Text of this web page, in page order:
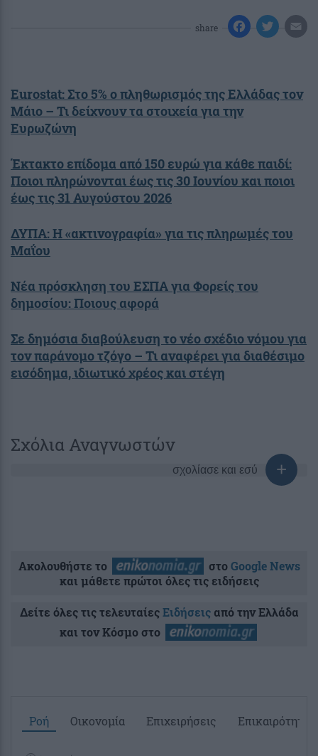
share
Eurostat: Στο 5% ο πληθωρισμός της Ελλάδας τον
Μάιο – Τι δείχνουν τα στοιχεία για την
Ευρωζώνη
Έκτακτο επίδομα από 150 ευρώ για κάθε παιδί:
Ποιοι πληρώνονται έως τις 30 Ιουνίου και ποιοι
έως τις 31 Αυγούστου 2026
ΔΥΠΑ: Η «ακτινογραφία» για τις πληρωμές του
Μαΐου
Νέα πρόσκληση του ΕΣΠΑ για Φορείς του
δημοσίου: Ποιους αφορά
Σε δημόσια διαβούλευση το νέο σχέδιο νόμου για
τον παράνομο τζόγο – Τι αναφέρει για διαθέσιμο
εισόδημα, ιδιωτικό χρέος και στέγη
Σχόλια Αναγνωστών
σχολίασε και εσύ
Ακολουθήστε το στοGoogle News
και μάθετε πρώτοι όλες τις ειδήσεις
Δείτε όλες τις τελευταίεςΕιδήσειςαπό την Ελλάδα
και τον Κόσμο στο
Ροή Οικονομία Επιχειρήσεις Επικαιρότητα